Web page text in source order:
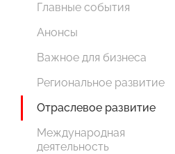
Главные события
Анонсы
Важное для бизнеса
Региональное развитие
Отраслевое развитие
Международная
деятельность